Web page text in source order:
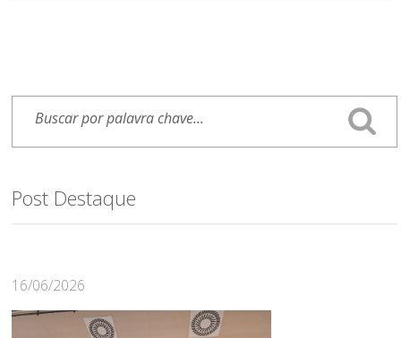
Post Destaque
16/06/2026